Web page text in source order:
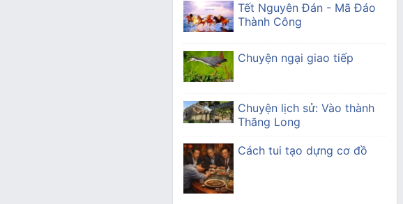
Tết Nguyên Đán - Mã Đáo
Thành Công
Chuyện ngại giao tiếp
Chuyện lịch sử: Vào thành
Thăng Long
Cách tui tạo dựng cơ đồ